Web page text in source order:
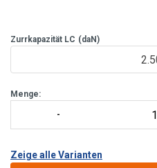
Zurrkapazität LC (daN)
Menge:
Zeige alle Varianten